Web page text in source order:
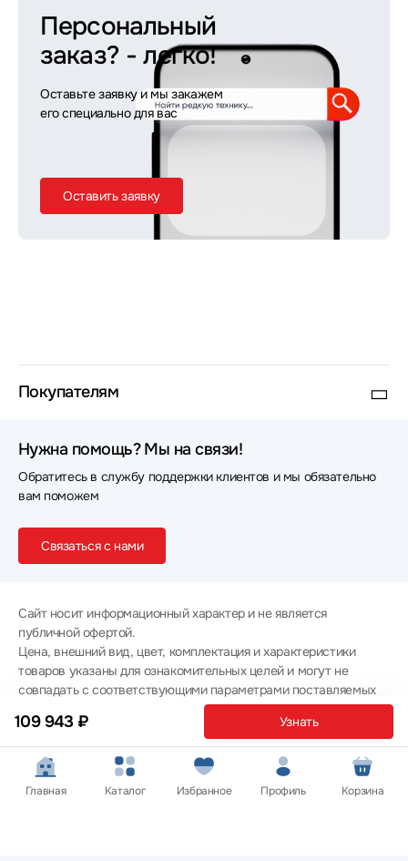
109 943 ₽ Узнать
Персональный
заказ? - легко!
Оставьте заявку и мы закажем
его специально для вас
Оставить заявку
Покупателям
Нужна помощь? Мы на связи!
Обратитесь в службу поддержки клиентов и мы обязательно
вам поможем
Связаться с нами
Сайт носит информационный характер и не является
публичной офертой.
Цена, внешний вид, цвет, комплектация и характеристики
товаров указаны для ознакомительных целей и могут не
совпадать с соответствующими параметрами поставляемых
товаров - уточняйте информацию у менеджера при
оформлении заказа.
Политика конфиденциальности
© 2012 — 2026 ООО «Эпл Тэк»
Главная Каталог Избранное Профиль Корзина